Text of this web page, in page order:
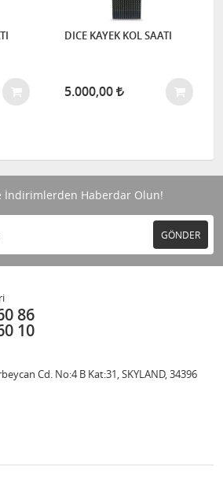
DICE KAYEK KOL SAATI
5.000,00
İndirimlerden Haberdar Olun!
GÖNDER
86
10
Cd. No:4 B Kat:31, SKYLAND, 34396